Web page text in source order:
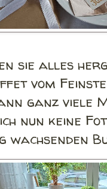
sie alles
vom
ganz viele
nun keine
wachsenden